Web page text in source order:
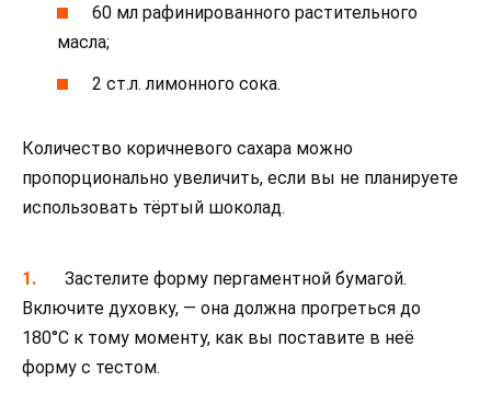
60 мл рафинированного растительного
масла;
2 ст.л. лимонного сока.
Количество коричневого сахара можно
пропорционально увеличить, если вы не планируете
использовать тёртый шоколад.
Застелите форму пергаментной бумагой.
Включите духовку, — она должна прогреться до
180°C к тому моменту, как вы поставите в неё
форму с тестом.